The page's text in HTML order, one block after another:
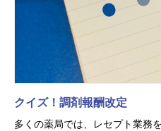
クイズ！調剤報酬改定
多くの薬局では、レセプト業務